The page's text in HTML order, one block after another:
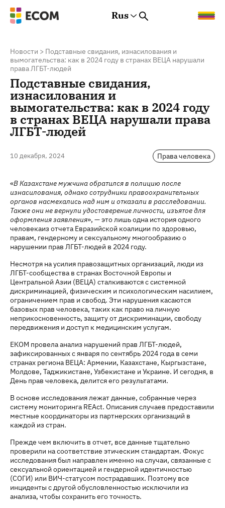
Rus
Новости > Подставные свидания, изнасилования и
вымогательства: как в 2024 году в странах ВЕЦА нарушали
права ЛГБТ-людей
Подставные свидания,
изнасилования и
вымогательства: как в 2024 году
в странах ВЕЦА нарушали права
ЛГБТ-людей
10 декабря, 2024 Права человека
«В Казахстане мужчина обратился в полицию после
изнасилования, однако сотрудники правоохранительных
органов насмехались над ним и отказали в расследовании.
Также они не вернули удостоверение личности, изъятое для
оформления заявления», — это лишь одна история одного
человекаиз отчета Евразийской коалиции по здоровью,
правам, гендерному и сексуальному многообразию о
нарушении прав ЛГБТ-людей в 2024 году.
Несмотря на усилия правозащитных организаций, люди из
ЛГБТ-сообщества в странах Восточной Европы и
Центральной Азии (ВЕЦА) сталкиваются с системной
дискриминацией, физическим и психологическим насилием,
ограничением прав и свобод. Эти нарушения касаются
базовых прав человека, таких как право на личную
неприкосновенность, защиту от дискриминации, свободу
передвижения и доступ к медицинским услугам.
ЕКОМ провела анализ нарушений прав ЛГБТ-людей,
зафиксированных с января по сентябрь 2024 года в семи
странах региона ВЕЦА: Армении, Казахстане, Кыргызстане,
Молдове, Таджикистане, Узбекистане и Украине. И сегодня, в
День прав человека, делится его результатами.
В основе исследования лежат данные, собранные через
систему мониторинга REAct. Описания случаев предоставили
местные координаторы из партнерских организаций в
каждой из стран.
Прежде чем включить в отчет, все данные тщательно
проверили на соответствие этическим стандартам. Фокус
исследования был направлен именно на случаи, связанные с
сексуальной ориентацией и гендерной идентичностью
(СОГИ) или ВИЧ-статусом пострадавших. Поэтому все
инциденты с другой обусловленностью исключили из
анализа, чтобы сохранить его точность.